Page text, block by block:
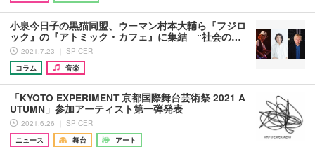
小泉今日子の黒猫同盟、ウーマン村本大輔ら『フジロ
ック』の『アトミック・カフェ』に集結 “社会の…
2021.7.23 ｜ SPICER
コラム
音楽
「KYOTO EXPERIMENT 京都国際舞台芸術祭 2021 A
UTUMN」参加アーティスト第一弾発表
2021.6.26 ｜ SPICER
ニュース
舞台 アート